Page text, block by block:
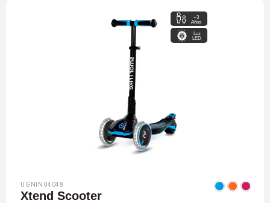
+3
Años
Luz
LED
UGNIN04048
Xtend Scooter